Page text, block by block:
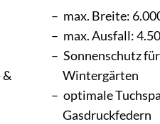
&
max. Breite:
max. Ausfall:
Sonnenschutz
Wintergärten
optimale
Gasdruckfedern